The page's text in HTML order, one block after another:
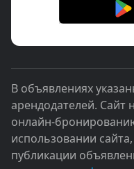
В объявлениях
арендодателей. Сайт
онлайн-
использовании
публикации